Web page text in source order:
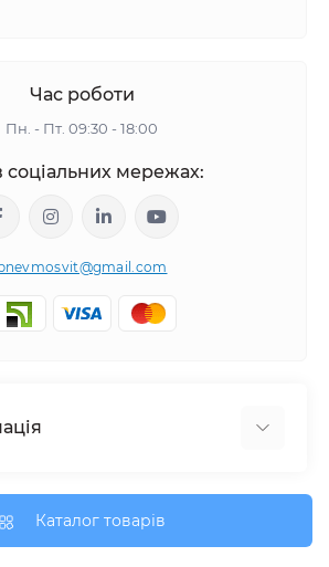
Час роботи
Пн. - Пт. 09:30 - 18:00
соціальних мережах:
Каталог товарів